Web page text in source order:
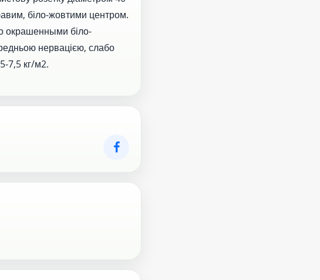
біло-жовтими центром.
окрашенными біло-
нервацією, слабо
7,5 кг/м2.